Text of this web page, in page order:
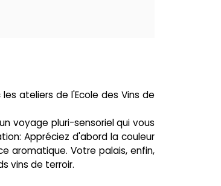
ateliers de l'Ecole des Vins de
voyage pluri-sensoriel qui vous
Appréciez d'abord la couleur
aromatique. Votre palais, enfin,
vins de terroir.